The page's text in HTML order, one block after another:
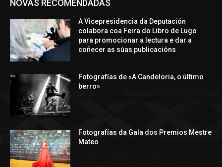
NOVAS RECOMENDADAS
A Vicepresidencia da Deputación
colabora coa Feira do Libro de Lugo
para promocionar a lectura e dar a
coñecer as súas publicacións
Fotografías de «A Candeloria, o último
berro»
Fotografías da Gala dos Premios Mestre
Mateo